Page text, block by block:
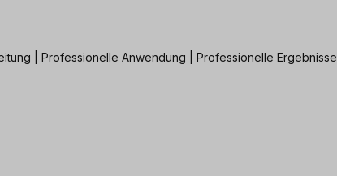
Bohrständer | Professionelle Verarbeitung | Professionelle Anwendung | Professionelle Ergebnisse